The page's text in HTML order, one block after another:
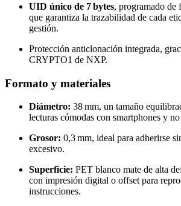
UID único de 7 bytes, programado de
que garantiza la trazabilidad de cada
gestión.
Protección anticlonación integrada,
CRYPTO1 de NXP.
Formato y materiales
Diámetro: 38 mm, un tamaño
lecturas cómodas con smartphones y
Grosor: 0,3 mm, ideal para adherirse
excesivo.
Superficie: PET blanco mate de alta
con impresión digital o offset para
instrucciones.